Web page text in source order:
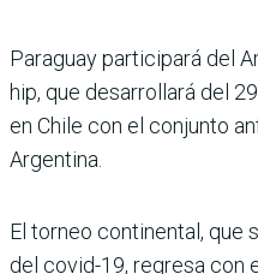
Paraguay participará del
hip, que desarrollará del
en Chile con el conjunto
Argentina.
El torneo continental, que
del covid-19, regresa con